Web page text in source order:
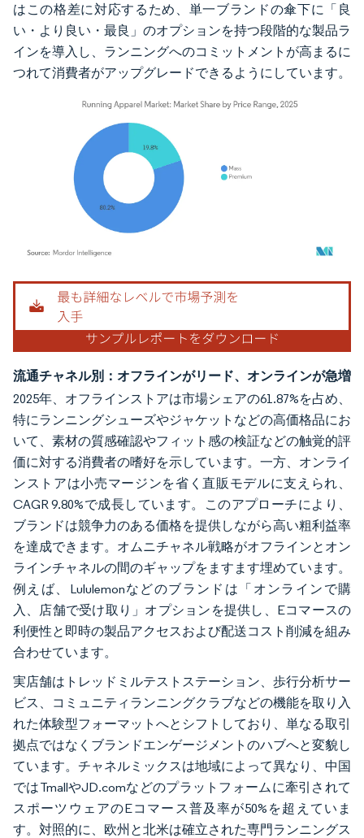
はこの格差に対応するため、単一ブランドの傘下に「良
い・より良い・最良」のオプションを持つ段階的な製品ラ
インを導入し、ランニングへのコミットメントが高まるに
つれて消費者がアップグレードできるようにしています。
画像 © Mordor Intelligence。再利用にはCC BY 4.0の表示が必要です。
流通チャネル別：オフラインがリード、オンラインが急増
2025年、オフラインストアは市場シェアの61.87%を占め、
特にランニングシューズやジャケットなどの高価格品にお
いて、素材の質感確認やフィット感の検証などの触覚的評
価に対する消費者の嗜好を示しています。一方、オンライ
ンストアは小売マージンを省く直販モデルに支えられ、
CAGR 9.80%で成長しています。このアプローチにより、
ブランドは競争力のある価格を提供しながら高い粗利益率
を達成できます。オムニチャネル戦略がオフラインとオン
ラインチャネルの間のギャップをますます埋めています。
例えば、Lululemonなどのブランドは「オンラインで購
入、店舗で受け取り」オプションを提供し、Eコマースの
利便性と即時の製品アクセスおよび配送コスト削減を組み
合わせています。
実店舗はトレッドミルテストステーション、歩行分析サー
ビス、コミュニティランニングクラブなどの機能を取り入
れた体験型フォーマットへとシフトしており、単なる取引
拠点ではなくブランドエンゲージメントのハブへと変貌し
ています。チャネルミックスは地域によって異なり、中国
ではTmallやJD.comなどのプラットフォームに牽引されて
スポーツウェアのEコマース普及率が50%を超えていま
す。対照的に、欧州と北米は確立された専門ランニングス